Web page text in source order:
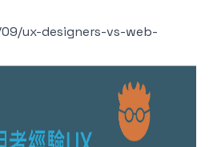
ux-designers-vs-web-